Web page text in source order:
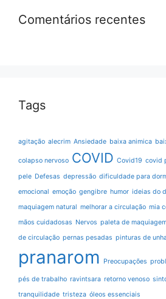
Comentários recentes
Tags
agitação alecrim Ansiedade baixa animica
colapso nervoso COVID Covid19 covid
pele Defesas depressão dificuldade para
emocional emoção gengibre humor ideias do
maquiagem natural melhorar a circulação mia
mãos cuidadosas Nervos paleta de
de circulação pernas pesadas pinturas de
pranarom Preocupações
pés de trabalho ravintsara retorno venoso
tranquilidade tristeza óleos essenciais